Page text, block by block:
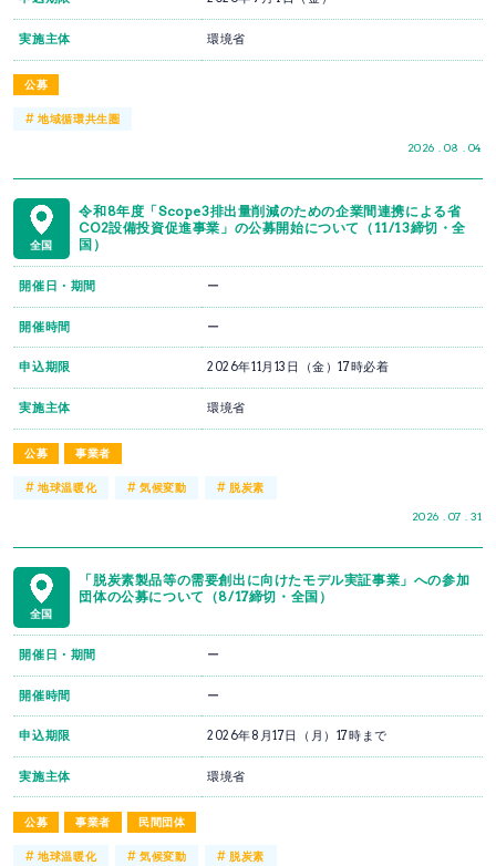
公募
2026 . 08 . 04
実施主体 環境省
#地域循環共生圏
全国
令和8年度「Scope3排出量削減のための企業間連携による省
CO2設備投資促進事業」の公募開始について（11/13締切・全
国）
公募 事業者
2026 . 07 . 31
開催日・期間 ー
開催時間 ー
申込期限 2026年11月13日（金）17時必着
実施主体 環境省
#地球温暖化 # 気候変動 #脱炭素
全国
「脱炭素製品等の需要創出に向けたモデル実証事業」への参加
団体の公募について（8/17締切・全国）
公募 事業者 民間団体
開催日・期間 ー
開催時間 ー
申込期限 2026年8月17日（月）17時まで
実施主体 環境省
#地球温暖化 # 気候変動 #脱炭素